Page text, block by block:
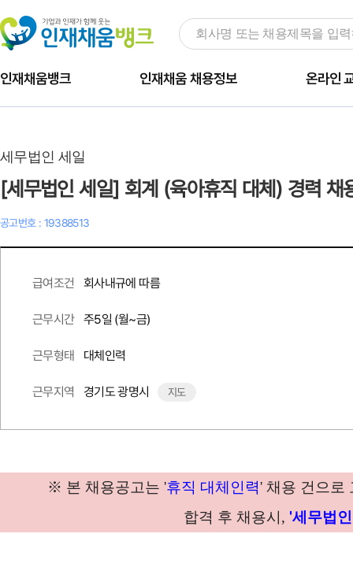
인재채움뱅크 인재채움 채용정보 온라인
세무법인 세일
[세무법인 세일] 회계 (육아휴직 대체) 경력 채
공고번호 : 19388513
급여조건 회사내규에 따름
근무시간 주5일 (월~금)
근무형태 대체인력
근무지역 경기도 광명시 지도
※ 본 채용공고는 '휴직 대체인력' 채용 건으로
합격 후 채용시 , '세무법